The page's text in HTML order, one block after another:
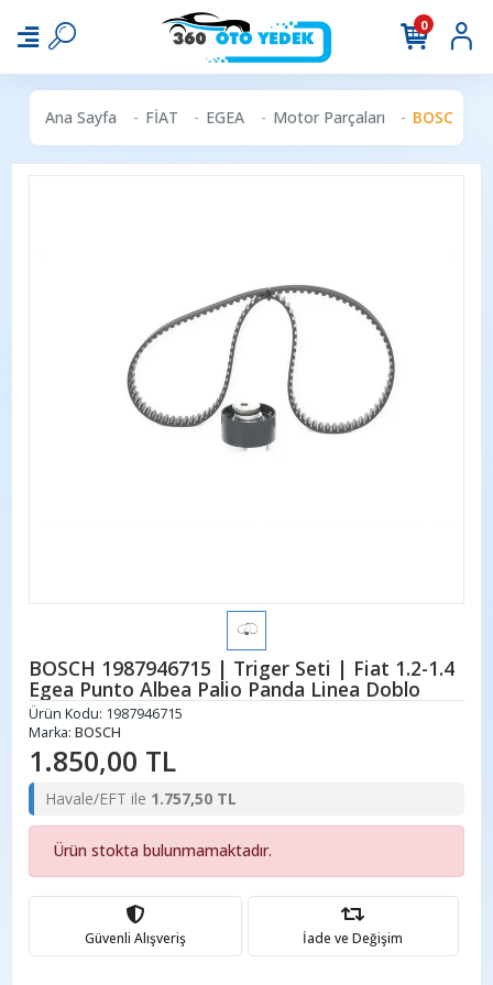
0
Ana Sayfa FİAT EGEA Motor Parçaları BOSCH
BOSCH 1987946715 | Triger Seti | Fiat 1.2-1.4
Egea Punto Albea Palio Panda Linea Doblo
Ürün Kodu: 1987946715
Marka: BOSCH
1.850,00 TL
Havale/EFT ile 1.757,50 TL
Ürün stokta bulunmamaktadır.
Güvenli Alışveriş İade ve Değişim